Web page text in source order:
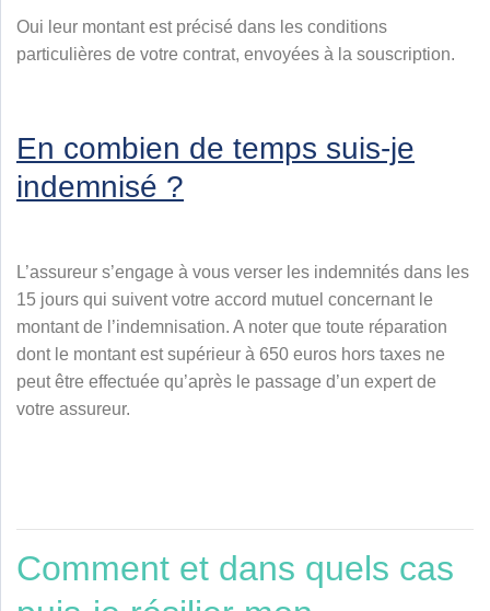
Oui leur montant est précisé dans les conditions
particulières de votre contrat, envoyées à la souscription.
En combien de temps suis-je
indemnisé ?
L’assureur s’engage à vous verser les indemnités dans les
15 jours qui suivent votre accord mutuel concernant le
montant de l’indemnisation. A noter que toute réparation
dont le montant est supérieur à 650 euros hors taxes ne
peut être effectuée qu’après le passage d’un expert de
votre assureur.
Comment et dans quels cas